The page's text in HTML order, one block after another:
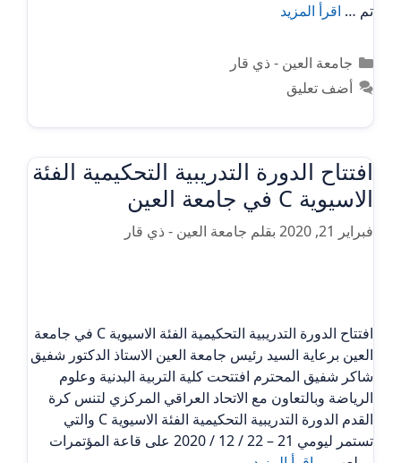
تم … اقرأ المزيد
التصنيفات
جامعة العين - ذي قار
أضف تعليق
افتتاح الدورة التدريبية التحكيمية الفئة
الاسيوية C في جامعة العين
فبراير 21, 2020 بقلم جامعة العين - ذي قار
افتتاح الدورة التدريبية التحكيمية الفئة الاسيوية C في جامعة
العين برعاية السيد رئيس جامعة العين الاستاذ الدكتور شفيق
شاكر شفيق المحترم افتتحت كلية التربية البدنية وعلوم
الرياضة وبالتعاون مع الاتحاد العراقي المركزي لتنس كرة
القدم الدورة التدريبية التحكيمية الفئة الاسيوية C والتي
تستمر ليومي 21 – 22 / 12 / 2020 على قاعة المؤتمرات